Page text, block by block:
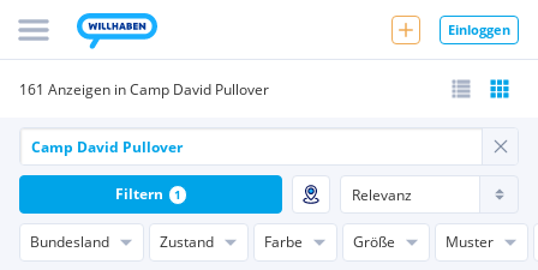
Einloggen
161 Anzeigen in Camp David Pullover
Bundesland Zustand Farbe Größe
Muster
Filtern 1